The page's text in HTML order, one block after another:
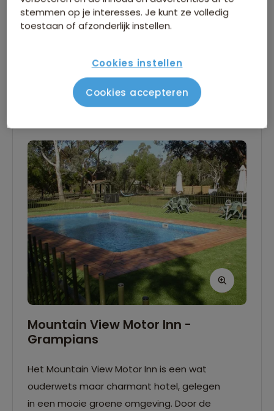
ideale ligging. De kamers zijn stijlvol en
beschikken over een eigen badkamer en
Wifi Eigen badkamer
Mountain View Motor Inn -
Grampians
Het Mountain View Motor Inn is een wat
ouderwets maar charmant hotel, gelegen
in een mooie groene omgeving. Door de
stemmen op je interesses. Je kunt ze volledig
toestaan of afzonderlijk instellen.
Cookies instellen
Cookies accepteren